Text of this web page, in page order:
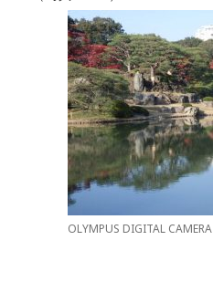
OLYMPUS DIGITAL CAMERA